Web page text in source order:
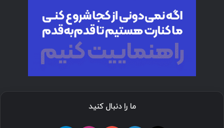
ما را دنبال کنید